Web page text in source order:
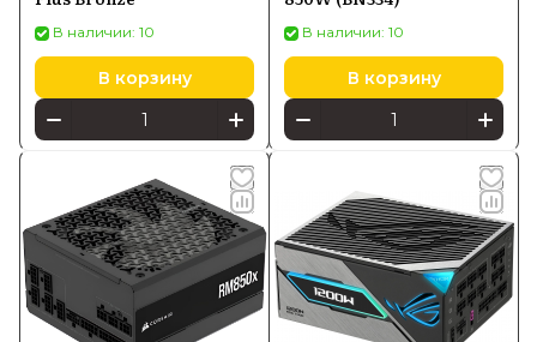
В наличии: 10
В корзину
В наличии: 10
В корзину